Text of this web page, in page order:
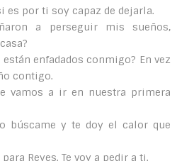
es por ti soy capaz de dejarla.
a perseguir mis sueños,
enfadados conmigo? En vez
contigo.
vamos a ir en nuestra primera
búscame y te doy el calor que
Reyes. Te voy a pedir a ti.